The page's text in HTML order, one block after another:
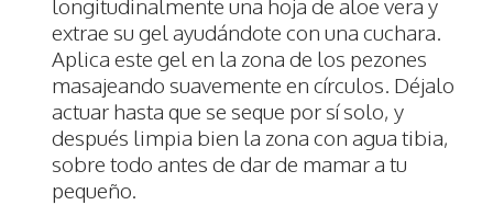
longitudinalmente una hoja de aloe vera y
extrae su gel ayudándote con una cuchara.
Aplica este gel en la zona de los pezones
masajeando suavemente en círculos. Déjalo
actuar hasta que se seque por sí solo, y
después limpia bien la zona con agua tibia,
sobre todo antes de dar de mamar a tu
pequeño.